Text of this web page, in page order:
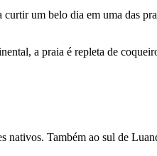
um belo dia em uma das
a praia é repleta de
nativos. Também ao sul de